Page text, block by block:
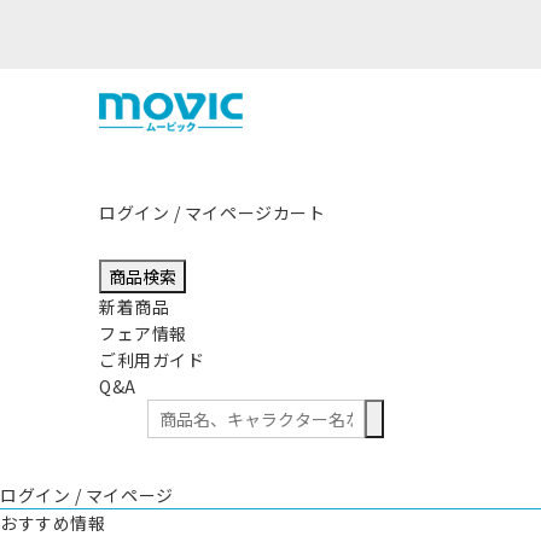
ログイン / マイページカート
商品検索
新着商品
フェア情報
ご利用ガイド
Q&A
ログイン / マイページ
おすすめ情報